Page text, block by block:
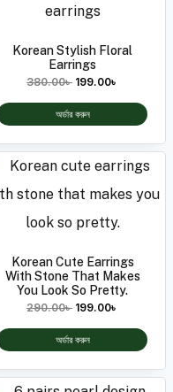
Korean Stylish Floral
Earrings
380.00৳ 199.00৳
অর্ডার করুন
Korean Cute Earrings
With Stone That Makes
You Look So Pretty.
290.00৳ 199.00৳
অর্ডার করুন